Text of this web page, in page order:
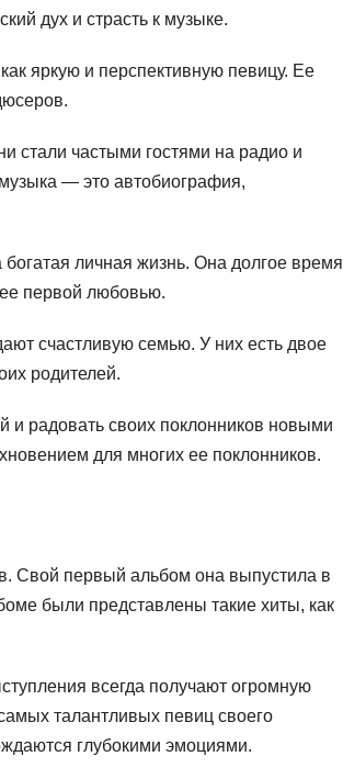
дух и страсть к музыке.
яркую и перспективную певицу. Ее
стали частыми гостями на радио и
— это автобиография,
личная жизнь. Она долгое время
первой любовью.
счастливую семью. У них есть двое
родителей.
радовать своих поклонников новыми
для многих ее поклонников.
Свой первый альбом она выпустила в
были представлены такие хиты, как
всегда получают огромную
талантливых певиц своего
глубокими эмоциями.